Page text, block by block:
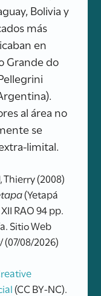
Bolivia y
más
en
Grande do
al área no
se
limital.
Thierry (2008)
(Yetapá
RAO 94 pp.
Sitio Web
08/2026)
(CC BY-NC).